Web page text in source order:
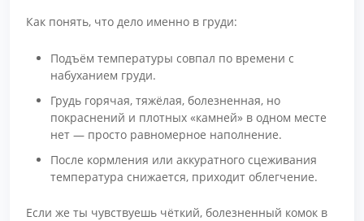
Как понять, что дело именно в груди:
Подъём температуры совпал по времени с
набуханием груди.
Грудь горячая, тяжёлая, болезненная, но
покраснений и плотных «камней» в одном месте
нет — просто равномерное наполнение.
После кормления или аккуратного сцеживания
температура снижается, приходит облегчение.
Если же ты чувствуешь чёткий, болезненный комок в